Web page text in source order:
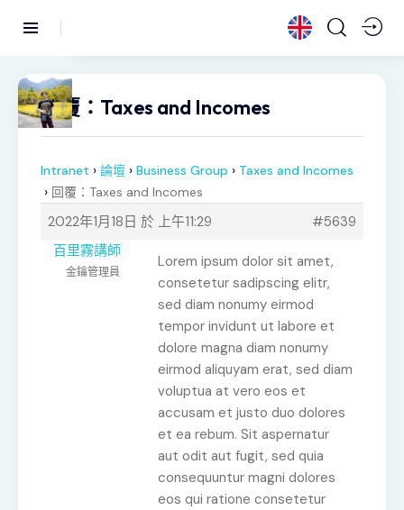
回覆：Taxes and Incomes
Intranet › 論壇 › Business Group › Taxes and Incomes
› 回覆：Taxes and Incomes
2022年1月18日 於 上午11:29
#5639
百里霧講師
金鑰管理員
Lorem ipsum dolor sit amet,
consetetur sadipscing elitr,
sed diam nonumy eirmod
tempor invidunt ut labore et
dolore magna diam nonumy
eirmod aliquyam erat, sed diam
voluptua at vero eos et
accusam et justo duo dolores
et ea rebum. Sit aspernatur
aut odit aut fugit, sed quia
consequuntur magni dolores
eos qui ratione consetetur